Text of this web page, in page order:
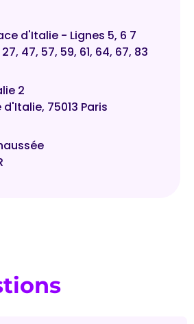
d'Italie - Lignes 5, 6 7
47, 57, 59, 61, 64, 67, 83
2
75013 Paris